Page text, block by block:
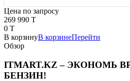
Цена по запросу
269 990 T
0 T
В корзинуВ корзинеПерейти
Обзор
ITMART.KZ – ЭКОНОМЬ
БЕНЗИН!